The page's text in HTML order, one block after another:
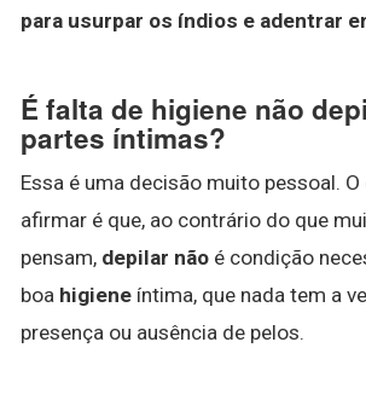
para usurpar os índios e adentrar
É falta de higiene não
partes íntimas?
Essa é uma decisão muito pessoal.
afirmar é que, ao contrário do que
pensam, depilar não é condição
boa higiene íntima, que nada tem a
presença ou ausência de pelos.